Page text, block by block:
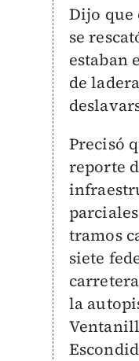
Dijo que
se
estaban
de
Precisó
reporte
tramos
siete
la